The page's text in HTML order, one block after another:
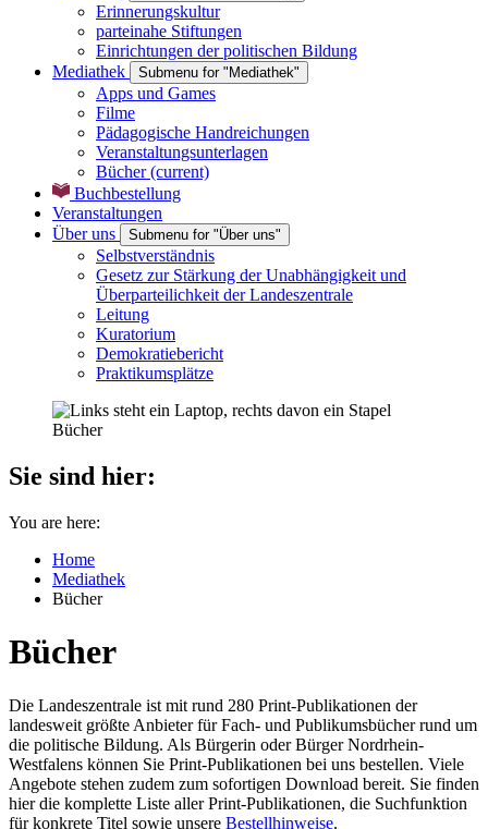
Erinnerungskultur
parteinahe Stiftungen
Einrichtungen der politischen Bildung
Mediathek
Submenu for "Mediathek"
Apps und Games
Filme
Pädagogische Handreichungen
Veranstaltungsunterlagen
Bücher(current)
Buchbestellung
Veranstaltungen
Über uns
Submenu for "Über uns"
Selbstverständnis
Gesetz zur Stärkung der Unabhängigkeit und
Überparteilichkeit der Landeszentrale
Leitung
Kuratorium
Demokratiebericht
Praktikumsplätze
Sie sind hier:
You are here:
Home
Mediathek
Bücher
Bücher
Die Landeszentrale ist mit rund 280 Print-Publikationen der
landesweit größte Anbieter für Fach- und Publikumsbücher rund um
die politische Bildung. Als Bürgerin oder Bürger Nordrhein-
Westfalens können Sie Print-Publikationen bei uns bestellen. Viele
Angebote stehen zudem zum sofortigen Download bereit. Sie finden
hier die komplette Liste aller Print-Publikationen, die Suchfunktion
für konkrete Titel sowie unsere Bestellhinweise.